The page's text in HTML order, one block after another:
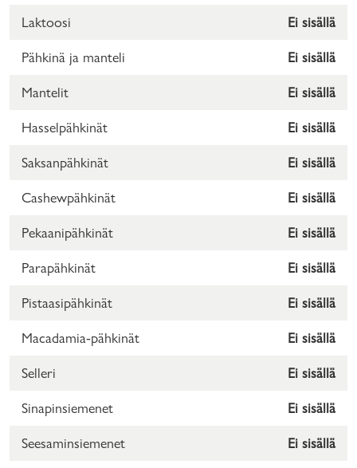
Laktoosi Ei sisällä
Pähkinä ja manteli Ei sisällä
Mantelit Ei sisällä
Hasselpähkinät Ei sisällä
Saksanpähkinät Ei sisällä
Cashewpähkinät Ei sisällä
Pekaanipähkinät Ei sisällä
Parapähkinät Ei sisällä
Pistaasipähkinät Ei sisällä
Macadamia-pähkinät Ei sisällä
Selleri Ei sisällä
Sinapinsiemenet Ei sisällä
Seesaminsiemenet Ei sisällä